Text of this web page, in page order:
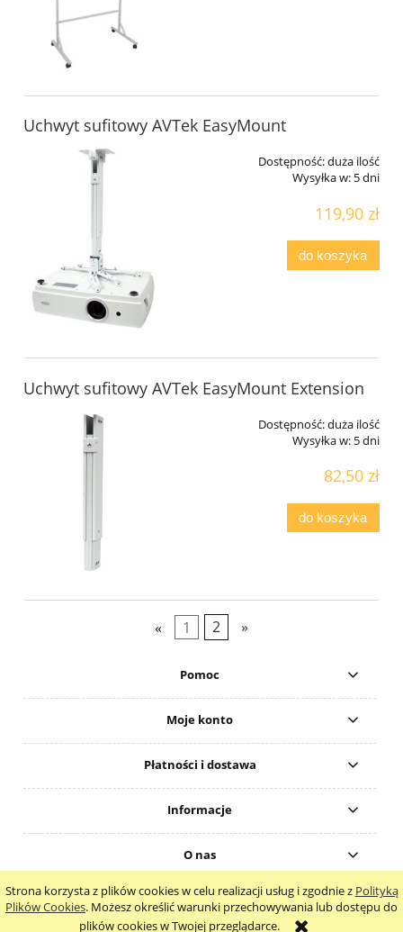
Strona korzysta z plików cookies w celu realizacji usług i zgodnie z Polityką
Plików Cookies. Możesz określić warunki przechowywania lub dostępu do
plików cookies w Twojej przeglądarce.
Uchwyt sufitowy AVTek EasyMount
Dostępność:duża ilość
Wysyłka w: 5 dni
119,90 zł
do koszyka
Uchwyt sufitowy AVTek EasyMount Extension
Dostępność:duża ilość
Wysyłka w: 5 dni
82,50 zł
do koszyka
« 1 2 »
Pomoc
Moje konto
Płatności i dostawa
Informacje
O nas
pokaż pełną wersję strony